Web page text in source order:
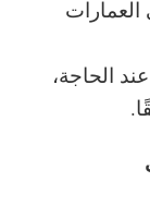
العمارات
الحاجة،